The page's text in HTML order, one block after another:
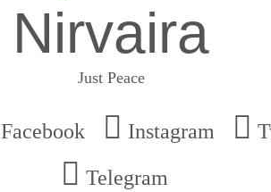
Nirvaira
Just Peace
Facebook Instagram
Telegram